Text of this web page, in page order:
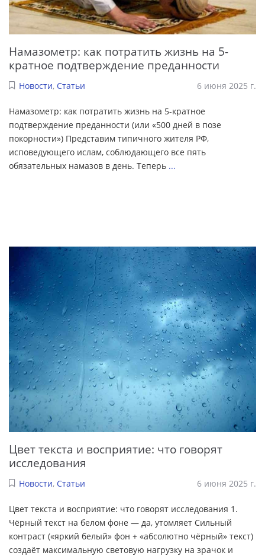
Намазометр: как потратить жизнь на 5-
кратное подтверждение преданности
Новости, Статьи 6 июня 2025 г.
Намазометр: как потратить жизнь на 5-кратное
подтверждение преданности (или «500 дней в позе
покорности») Представим типичного жителя РФ,
исповедующего ислам, соблюдающего все пять
обязательных намазов в день. Теперь ...
Цвет текста и восприятие: что говорят
исследования
Новости, Статьи 6 июня 2025 г.
Цвет текста и восприятие: что говорят исследования 1.
Чёрный текст на белом фоне — да, утомляет Сильный
контраст («яркий белый» фон + «абсолютно чёрный» текст)
создаёт максимальную световую нагрузку на зрачок и